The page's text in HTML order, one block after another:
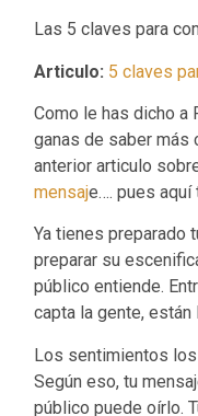
Las 5 claves para
Articulo: 5 claves
Como le has dicho a
ganas de saber más
anterior articulo
mensaje…. pues
Ya tienes preparado
preparar su
público entiende.
capta la gente,
Los sentimientos
Según eso, tu
público puede oírlo.